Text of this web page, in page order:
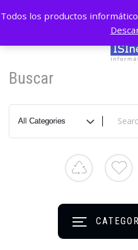
Buscar
Todos los productos